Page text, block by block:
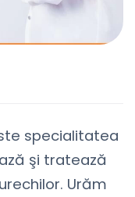
specialitatea
şi tratează
Urăm